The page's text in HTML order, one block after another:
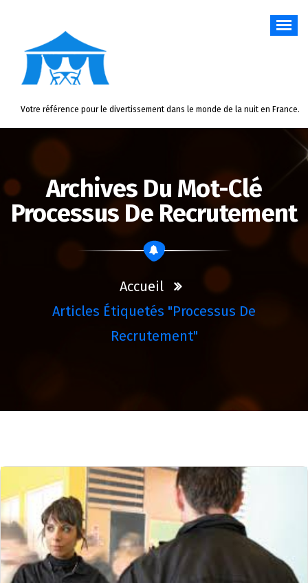
Votre référence pour le divertissement dans le monde de la nuit en France.
Archives Du Mot-Clé
Processus De Recrutement
Accueil
Articles Étiquetés "processus De
Recrutement"